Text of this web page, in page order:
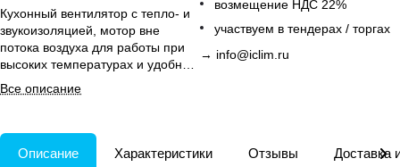
Кухонный вентилятор с тепло- и
звукоизоляцией, мотор вне
потока воздуха для работы при
высоких температурах и удобным
обслуживанием.
Все описание
возмещение НДС 22%
участвуем в тендерах / торгах
→ info@iclim.ru
Описание Характеристики Отзывы Доставка